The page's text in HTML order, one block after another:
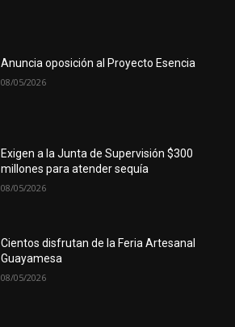
Anuncia oposición al Proyecto Esencia
08/05/2026
Exigen a la Junta de Supervisión $300
millones para atender sequía
08/05/2026
Cientos disfrutan de la Feria Artesanal
Guayamesa
08/05/2026